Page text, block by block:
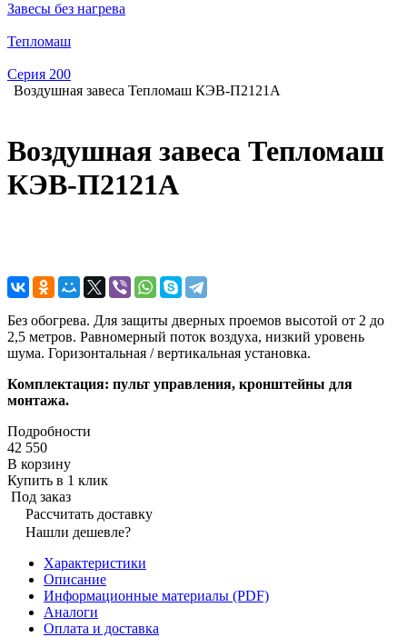
Завесы без нагрева
Тепломаш
Серия 200
Воздушная завеса Тепломаш КЭВ-П2121A
Воздушная завеса Тепломаш
КЭВ-П2121A
Без обогрева. Для защиты дверных проемов высотой от 2 до
2,5 метров. Равномерный поток воздуха, низкий уровень
шума. Горизонтальная / вертикальная установка.
Комплектация: пульт управления, кронштейны для
монтажа.
Подробности
42 550
В корзину
Купить в 1 клик
Под заказ
Рассчитать доставку
Нашли дешевле?
Характеристики
Описание
Информационные материалы (PDF)
Аналоги
Оплата и доставка